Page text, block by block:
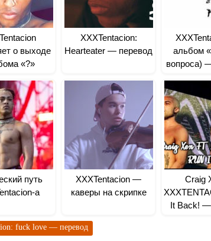
о выходе
«?»
XXXTentacion:
Hearteater — перевод
альбом
вопроса)
путь
а
XXXTentacion —
каверы на скрипке
Craig
It Back! —
fuck love — перевод